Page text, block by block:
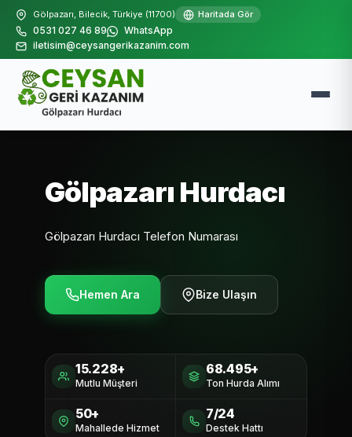
Gölpazarı, Bilecik, Türkiye (11700) Haritada Gör
0531 027 46 89
WhatsApp
iletisim@ceysangerikazanim.com
Gölpazarı Hurdacı
Gölpazarı Hurdacı Telefon Numarası
Hemen Ara Bize Ulaşın
15.228+
Mutlu Müşteri
68.495+
Ton Hurda Alımı
50+
Mahallede Hizmet
7/24
Destek Hattı